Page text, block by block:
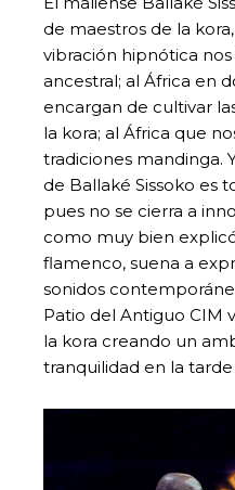
de maestros de la
vibración hipnótica
ancestral; al África en
encargan de cultivar
la kora; al África que
tradiciones mandinga.
de Ballaké Sissoko es
pues no se cierra a
como muy bien
flamenco, suena a
sonidos
Patio del Antiguo CIM
la kora creando un
tranquilidad en la